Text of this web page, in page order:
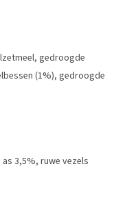
gedroogde
(1%), gedroogde
3,5%, ruwe vezels